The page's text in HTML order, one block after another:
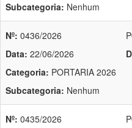
Subcategoria: Nenhum
Nº: 0436/2026
Data: 22/06/2026
Categoria: PORTARIA 2026
Subcategoria: Nenhum
Nº: 0435/2026